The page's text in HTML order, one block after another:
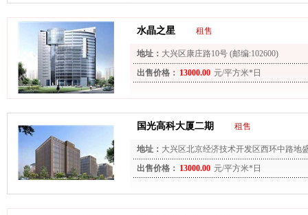
水晶之星 租售
地址： 大兴区康庄路10号 (邮编:102600)
出售价格： 13000.00 元/平方米*日
国光高科大厦二期 租售
地址： 大兴区北京经济技术开发区西环中路地
出售价格： 13000.00 元/平方米*日